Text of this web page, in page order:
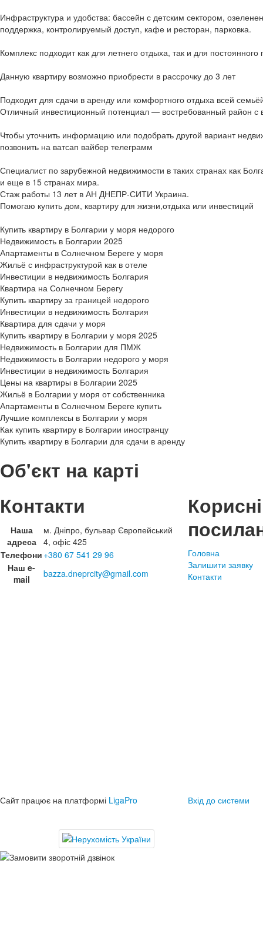
Инфраструктура и удобства: бассейн с детским сектором,
поддержка, контролируемый доступ, кафе и ресторан, парковка.
Комплекс подходит как для летнего отдыха, так и для
Данную квартиру возможно приобрести в рассрочку до 3 лет
Подходит для сдачи в аренду или комфортного отдыха всей
Отличный инвестиционный потенциал — востребованный район с
Чтобы уточнить информацию или подобрать другой вариант
позвонить на ватсап вайбер телеграмм
Специалист по зарубежной недвижимости в таких странах как
и еще в 15 странах мира.
Стаж работы 13 лет в АН ДНЕПР-СИТИ Украина.
Помогаю купить дом, квартиру для жизни,отдыха или инвестиций
Купить квартиру в Болгарии у моря недорого
Недвижимость в Болгарии 2025
Апартаменты в Солнечном Береге у моря
Жильё с инфраструктурой как в отеле
Инвестиции в недвижимость Болгария
Квартира на Солнечном Берегу
Купить квартиру за границей недорого
Инвестиции в недвижимость Болгария
Квартира для сдачи у моря
Купить квартиру в Болгарии у моря 2025
Недвижимость в Болгарии для ПМЖ
Недвижимость в Болгарии недорого у моря
Инвестиции в недвижимость Болгария
Цены на квартиры в Болгарии 2025
Жильё в Болгарии у моря от собственника
Апартаменты в Солнечном Береге купить
Лучшие комплексы в Болгарии у моря
Как купить квартиру в Болгарии иностранцу
Купить квартиру в Болгарии для сдачи в аренду
Об'єкт на карті
Контакти
Наша
адреса
м. Дніпро, бульвар Європейський
4, офіс 425
Телефони +380 67 541 29 96
Наш e-
mail
bazza.dneprcity@gmail.com
Корисні
Головна
Залишити заявку
Контакти
Сайт працює на платформі LigaPro Вхід до системи